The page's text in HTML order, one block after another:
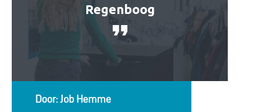
Regenboog
Door: Job Hemme